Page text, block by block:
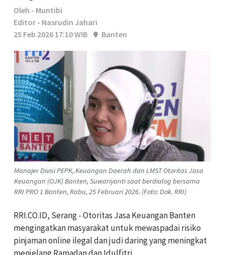
Oleh - Muntibi
Editor - Nasrudin Jahari
25 Feb 2026 17:10 WIB
Banten
Manajer Divisi PEPK, Keuangan Daerah dan LMST Otoritas Jasa
Keuangan (OJK) Banten, Suwariyanti saat berdialog bersama
RRI PRO 1 Banten, Rabu, 25 Februari 2026. (Foto: Dok. RRI)
RRI.CO.ID, Serang - Otoritas Jasa Keuangan Banten
mengingatkan masyarakat untuk mewaspadai risiko
pinjaman online ilegal dan judi daring yang meningkat
menjelang Ramadan dan Idulfitri.